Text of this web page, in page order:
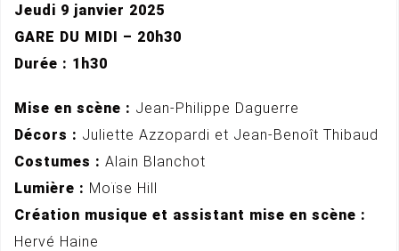
Jeudi 9 janvier 2025
GARE DU MIDI – 20h30
Durée : 1h30
Mise en scène : Jean-Philippe Daguerre
Décors : Juliette Azzopardi et Jean-Benoît Thibaud
Costumes : Alain Blanchot
Lumière : Moïse Hill
Création musique et assistant mise en scène :
Hervé Haine